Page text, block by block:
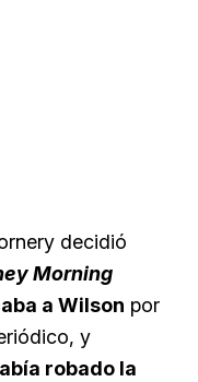
decidió
Morning
a Wilson por
y
robado la